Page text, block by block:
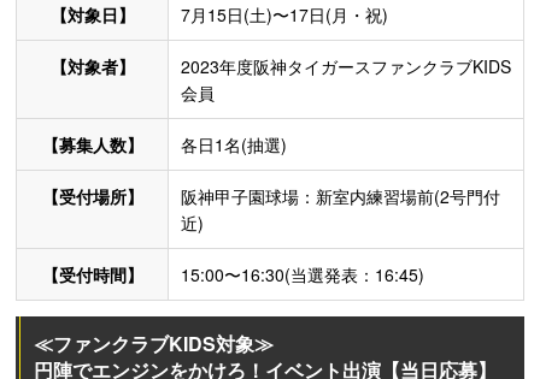
【対象日】 7月15日(土)〜17日(月・祝)
【対象者】
2023年度阪神タイガースファンクラブKIDS
会員
【募集人数】 各日1名(抽選)
【受付場所】
阪神甲子園球場：新室内練習場前(2号門付
近)
【受付時間】 15:00〜16:30(当選発表：16:45)
≪ファンクラブKIDS対象≫
円陣でエンジンをかけろ！イベント出演【当日応募】